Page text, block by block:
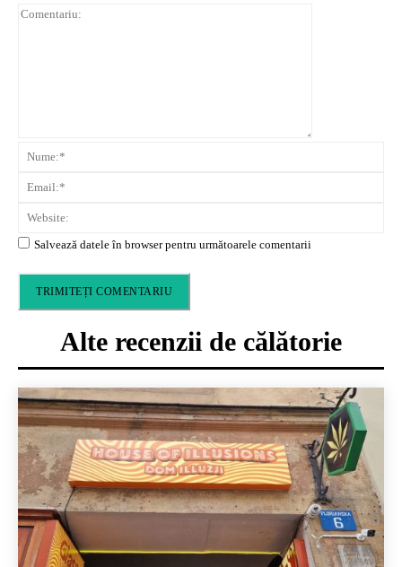
Salvează datele în browser pentru următoarele comentarii
Alte recenzii de călătorie